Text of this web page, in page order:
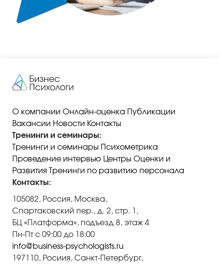
О компании Онлайн-оценка Публикации
Вакансии Новости Контакты
Тренинги и семинары:
Тренинги и семинары Психометрика
Проведение интервью Центры Оценки и
Развития Тренинги по развитию персонала
Контакты:
105082, Россия, Москва,
Спартаковский пер., д. 2, стр. 1,
БЦ «Платформа», подъезд 8, этаж 4
Пн-Пт с 09:00 до 18:00
info@business-psychologists.ru
197110, Росиия, Санкт-Петербург,